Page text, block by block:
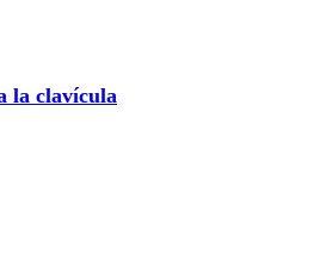
la clavícula